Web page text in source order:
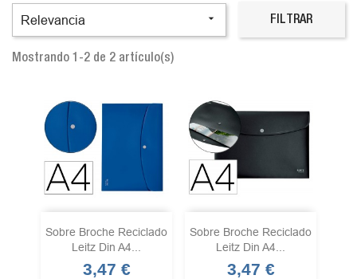
Relevancia  FILTRAR
Mostrando 1-2 de 2 artículo(s)
Sobre Broche Reciclado
Leitz Din A4...
Precio
3,47 €
Sobre Broche Reciclado
Leitz Din A4...
Precio
3,47 €